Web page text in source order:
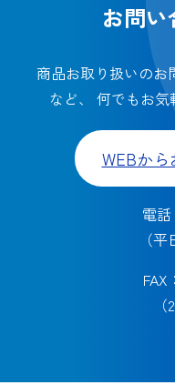
お問
商品お取り扱いのお
など、
何でもお気
WEBか
電話
（
FAX